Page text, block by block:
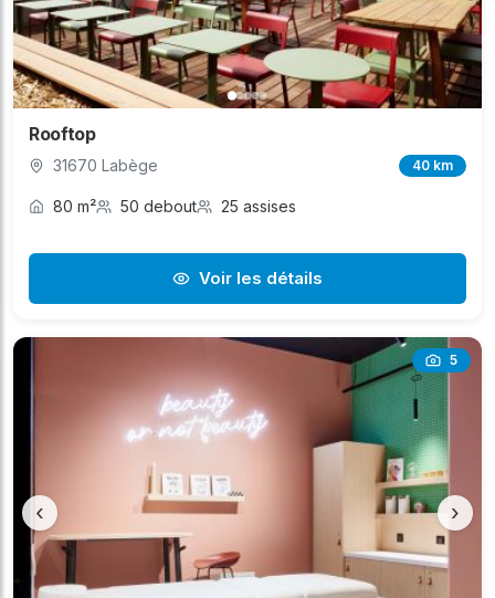
Rooftop
31670 Labège 40 km
80 m² 50 debout 25 assises
Voir les détails
5
‹ ›